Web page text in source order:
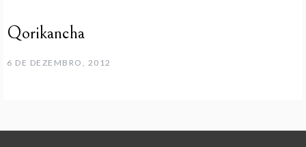
Qorikancha
6 DE DEZEMBRO, 2012